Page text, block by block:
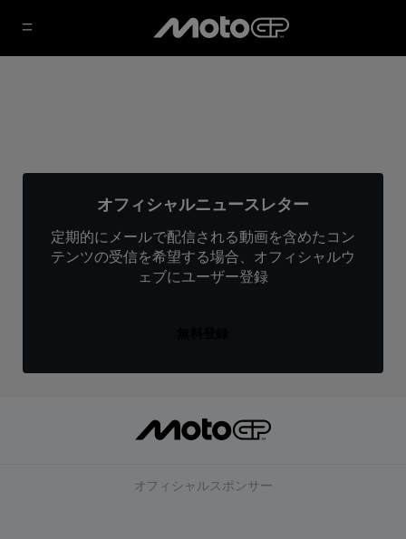
オフィシャルニュースレター
定期的にメールで配信される動画を含めたコン
テンツの受信を希望する場合、オフィシャルウ
ェブにユーザー登録
オフィシャルスポンサー